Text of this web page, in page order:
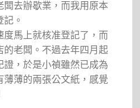
闆去辦歇業，而我用原本
。
度馬上就核准登記了，而
的老闆。不過去年四月起
，於是小禎雖然已成為
薄薄的兩張公文紙，感覺